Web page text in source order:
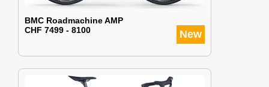
BMC Roadmachine AMP
CHF 7499 - 8100
New